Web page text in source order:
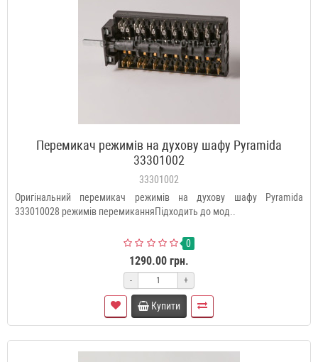
Перемикач режимів на духову шафу Pyramida
33301002
33301002
Оригінальний перемикач режимів на духову шафу Pyramida
333010028 режимів перемиканняПідходить до мод..
0
1290.00 грн.
- +
Купити